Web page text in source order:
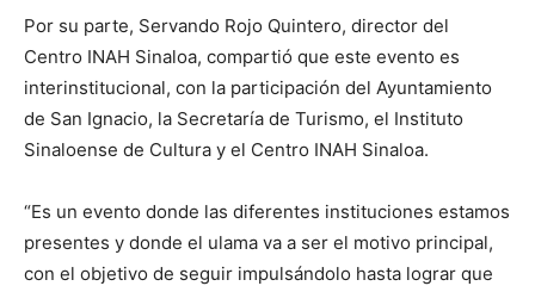
Por su parte, Servando Rojo Quintero, director del
Centro INAH Sinaloa, compartió que este evento es
interinstitucional, con la participación del Ayuntamiento
de San Ignacio, la Secretaría de Turismo, el Instituto
Sinaloense de Cultura y el Centro INAH Sinaloa.
“Es un evento donde las diferentes instituciones estamos
presentes y donde el ulama va a ser el motivo principal,
con el objetivo de seguir impulsándolo hasta lograr que